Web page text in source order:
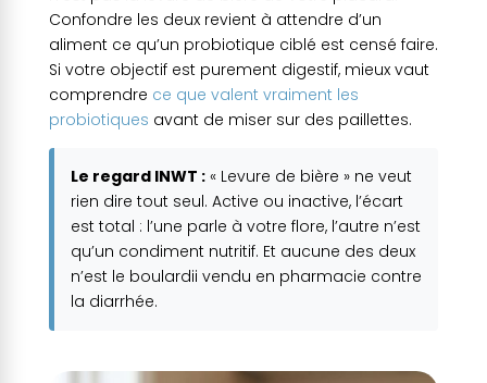
Confondre les deux revient à attendre d’un
aliment ce qu’un probiotique ciblé est censé faire.
Si votre objectif est purement digestif, mieux vaut
comprendre ce que valent vraiment les
probiotiques avant de miser sur des paillettes.
Le regard INWT :« Levure de bière » ne veut
rien dire tout seul. Active ou inactive, l’écart
est total : l’une parle à votre flore, l’autre n’est
qu’un condiment nutritif. Et aucune des deux
n’est le boulardii vendu en pharmacie contre
la diarrhée.